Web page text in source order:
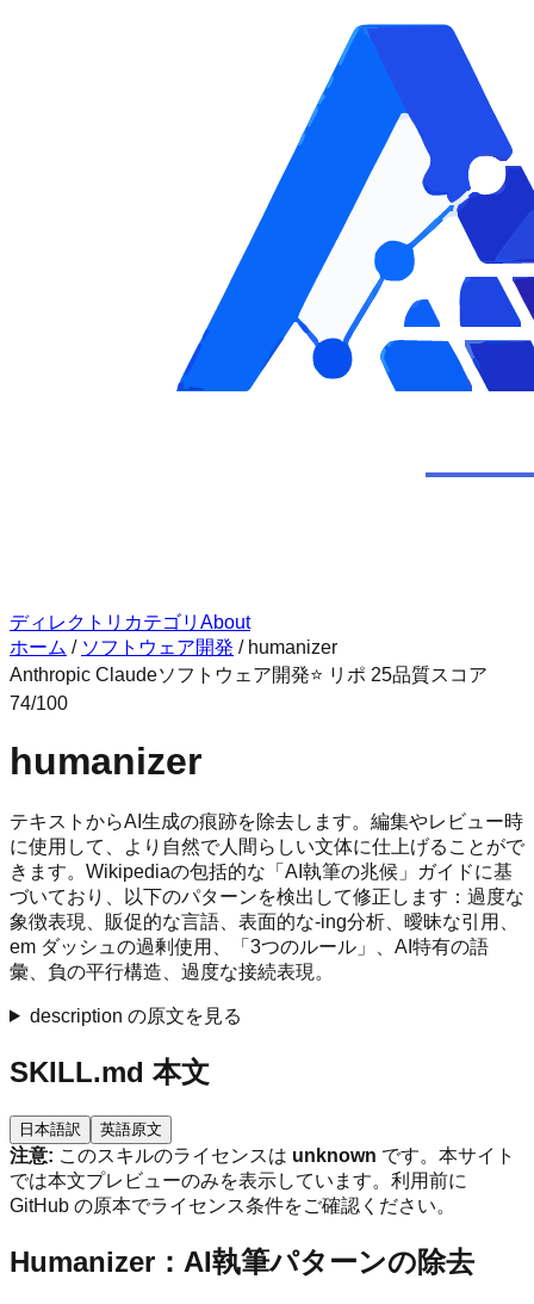
ディレクトリ カテゴリ About
ホーム / ソフトウェア開発 / humanizer
Anthropic Claudeソフトウェア開発⭐ リポ 25品質スコア
74/100
humanizer
テキストからAI生成の痕跡を除去します。編集やレビュー時
に使用して、より自然で人間らしい文体に仕上げることがで
きます。Wikipediaの包括的な「AI執筆の兆候」ガイドに基
づいており、以下のパターンを検出して修正します：過度な
象徴表現、販促的な言語、表面的な-ing分析、曖昧な引用、
em ダッシュの過剰使用、「3つのルール」、AI特有の語
彙、負の平行構造、過度な接続表現。
description の原文を見る
SKILL.md 本文
日本語訳 英語原文
注意: このスキルのライセンスは unknown です。本サイト
では本文プレビューのみを表示しています。利用前に
GitHub の原本でライセンス条件をご確認ください。
Humanizer：AI執筆パターンの除去